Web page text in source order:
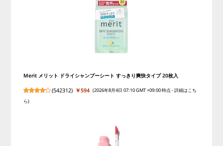
Merit メリット ドライシャンプーシート すっきり爽快タイプ 20枚入
(542312) ￥594 (2026年8月4日 07:10 GMT +09:00 時点 -詳細はこち
ら)